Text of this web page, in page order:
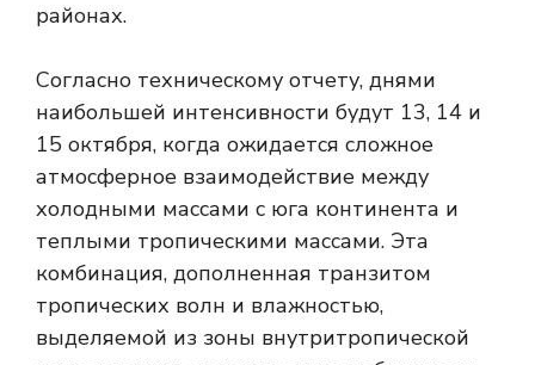
районах.
Согласно техническому отчету, днями
наибольшей интенсивности будут 13, 14 и
15 октября, когда ожидается сложное
атмосферное взаимодействие между
холодными массами с юга континента и
теплыми тропическими массами. Эта
комбинация, дополненная транзитом
тропических волн и влажностью,
выделяемой из зоны внутритропической